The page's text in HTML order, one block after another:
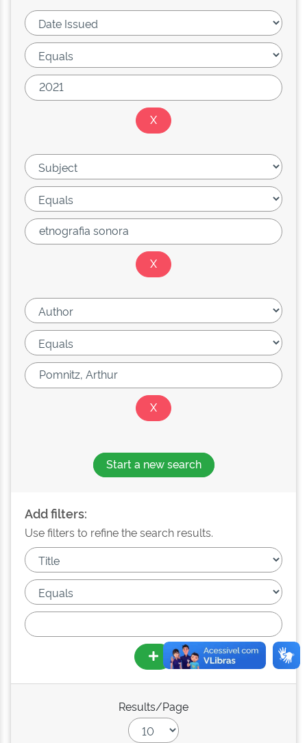
Start a new search
Add filters:
Use filters to refine the search results.
Results/Page